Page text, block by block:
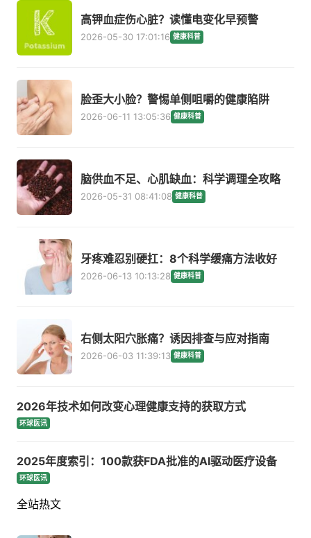
高钾血症伤心脏？读懂电变化早预警
2026-05-30 17:01:16 健康科普
脸歪大小脸？警惕单侧咀嚼的健康陷阱
2026-06-11 13:05:36 健康科普
脑供血不足、心肌缺血：科学调理全攻略
2026-05-31 08:41:08 健康科普
牙疼难忍别硬扛：8个科学缓痛方法收好
2026-06-13 10:13:28 健康科普
右侧太阳穴胀痛？诱因排查与应对指南
2026-06-03 11:39:13 健康科普
2026年技术如何改变心理健康支持的获取方式
环球医讯
2025年度索引：100款获FDA批准的AI驱动医疗设备
环球医讯
全站热文